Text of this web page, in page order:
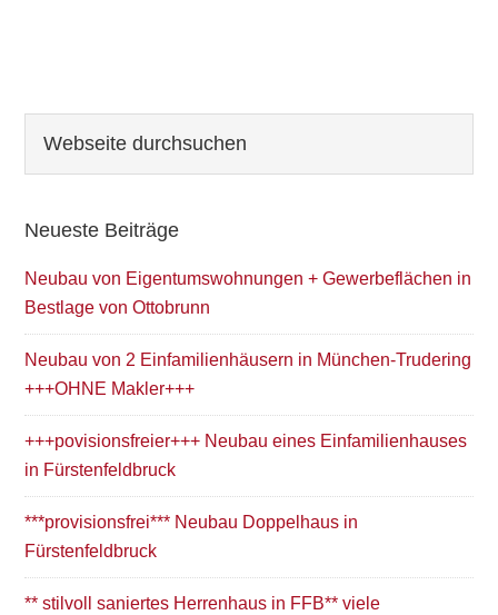
Seitenspalte
durchsuchen
Neueste Beiträge
Neubau von Eigentumswohnungen + Gewerbeflächen in
Bestlage von Ottobrunn
Neubau von 2 Einfamilienhäusern in München-Trudering
+++OHNE Makler+++
+++povisionsfreier+++ Neubau eines Einfamilienhauses
in Fürstenfeldbruck
***provisionsfrei*** Neubau Doppelhaus in
Fürstenfeldbruck
** stilvoll saniertes Herrenhaus in FFB** viele